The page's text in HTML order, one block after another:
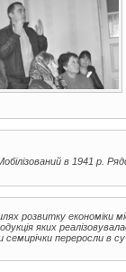
2 фото
в 1941 р.
розвитку економіки
яких
семирічки переросли в